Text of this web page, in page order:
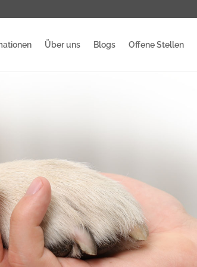
Über uns Blogs Offene Stellen